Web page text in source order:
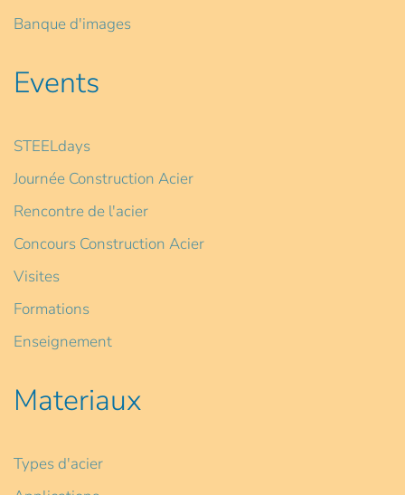
Banque d'images
Events
STEELdays
Journée Construction Acier
Rencontre de l'acier
Concours Construction Acier
Visites
Formations
Enseignement
Materiaux
Types d'acier